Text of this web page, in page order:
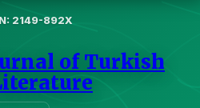
2149-892X
of Turkish